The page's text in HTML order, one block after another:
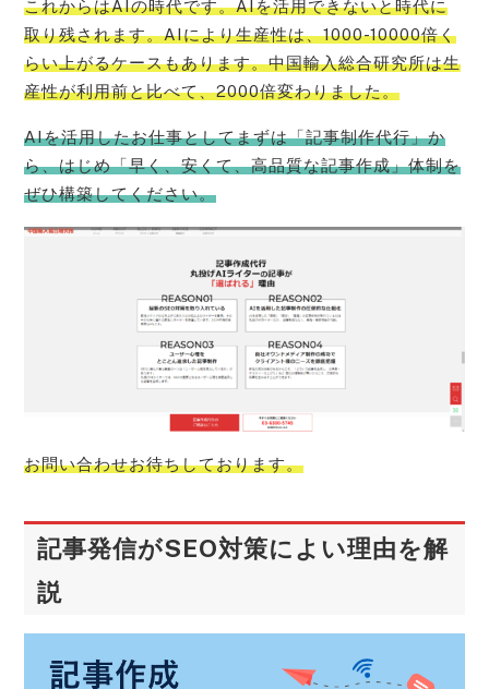
これからはAIの時代です。AIを活用できないと時代に
取り残されます。AIにより生産性は、1000-10000倍く
らい上がるケースもあります。中国輸入総合研究所は生
産性が利用前と比べて、2000倍変わりました。
AIを活用したお仕事としてまずは「記事制作代行」か
ら、はじめ「早く、安くて、高品質な記事作成」体制を
ぜひ構築してください。
お問い合わせお待ちしております。
記事発信がSEO対策によい理由を解
説